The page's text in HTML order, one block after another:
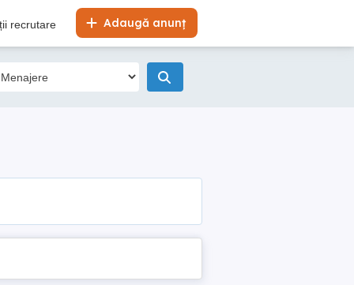
Adaugă anunț
recrutare